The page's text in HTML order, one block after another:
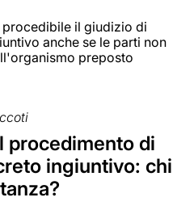
procedibile il giudizio di
anche se le parti non
preposto
procedimento di
ingiuntivo: chi